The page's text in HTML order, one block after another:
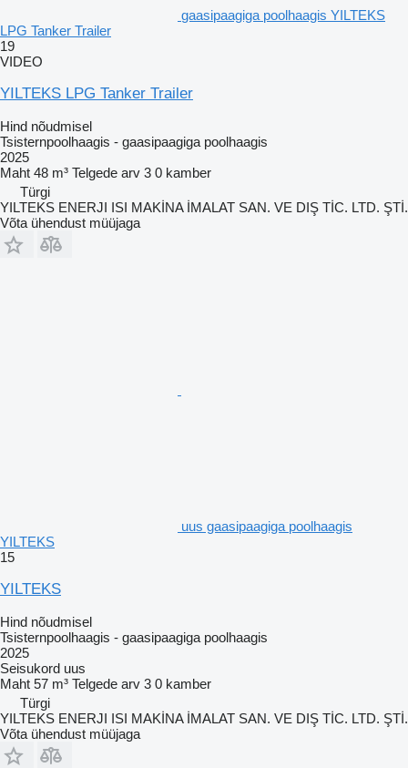
gaasipaagiga poolhaagis YILTEKS
LPG Tanker Trailer
19
VIDEO
YILTEKS LPG Tanker Trailer
Hind nõudmisel
Tsisternpoolhaagis - gaasipaagiga poolhaagis
2025
Maht 48 m³ Telgede arv 3 0 kamber
Türgi
YILTEKS ENERJI ISI MAKİNA İMALAT SAN. VE DIŞ TİC. LTD. ŞTİ.
Võta ühendust müüjaga
uus gaasipaagiga poolhaagis
YILTEKS
15
YILTEKS
Hind nõudmisel
Tsisternpoolhaagis - gaasipaagiga poolhaagis
2025
Seisukord uus
Maht 57 m³ Telgede arv 3 0 kamber
Türgi
YILTEKS ENERJI ISI MAKİNA İMALAT SAN. VE DIŞ TİC. LTD. ŞTİ.
Võta ühendust müüjaga